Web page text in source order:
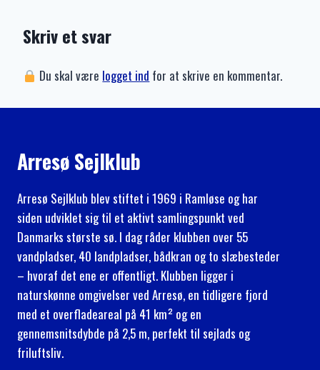
Skriv et svar
Du skal være logget ind for at skrive en kommentar.
Arresø Sejlklub
Arresø Sejlklub blev stiftet i 1969 i Ramløse og har
siden udviklet sig til et aktivt samlingspunkt ved
Danmarks største sø. I dag råder klubben over 55
vandpladser, 40 landpladser, bådkran og to slæbesteder
– hvoraf det ene er offentligt. Klubben ligger i
naturskønne omgivelser ved Arresø, en tidligere fjord
med et overfladeareal på 41 km² og en
gennemsnitsdybde på 2,5 m, perfekt til sejlads og
friluftsliv.